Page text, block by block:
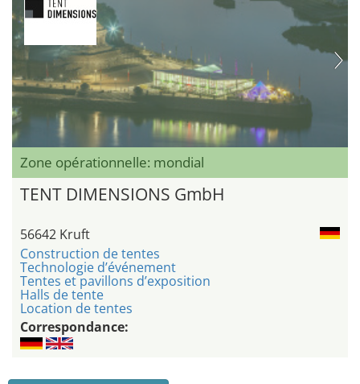
Zone opérationnelle: mondial
TENT DIMENSIONS GmbH
56642 Kruft
Construction de tentes
Technologie d’événement
Tentes et pavillons d’exposition
Halls de tente
Location de tentes
Correspondance: